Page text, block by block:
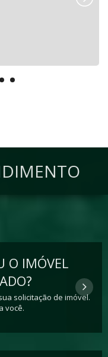
O IMÓVEL
solicitação de imóvel.
você.